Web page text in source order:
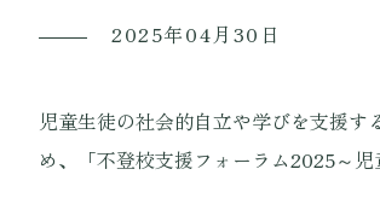
2025年04月30日
児童生徒の社会的自立や学びを支援
め、「不登校支援フォーラム2025～